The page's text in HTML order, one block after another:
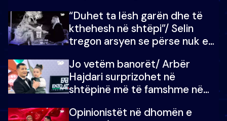
“Duhet ta lësh garën dhe të
kthehesh në shtëpi”/ Selin
tregon arsyen se përse nuk e
çoja luftën time deri në fund
Jo vetëm banorët/ Arbër
Hajdari surprizohet në
shtëpinë më të famshme në
vajzën e tij
Opinionistët në dhomën e